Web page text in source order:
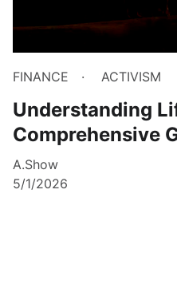
FINANCE ACTIVISM
Understanding
Comprehensive
A.Show
5/1/2026